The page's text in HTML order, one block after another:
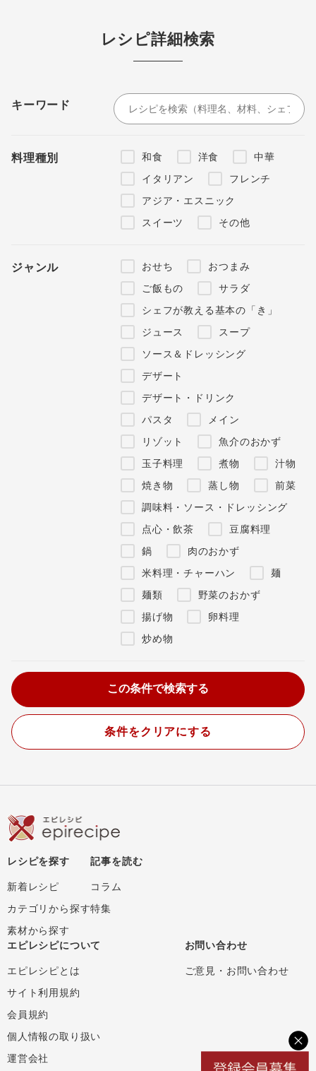
レシピ詳細検索
キーワード
料理種別 和食 洋食
中華
イタリアン
フレンチ
アジア・エスニック
スイーツ
その他
ジャンル おせち
おつまみ
ご飯もの
サラダ
シェフが教える基本の「き」
ジュース
スープ
ソース＆ドレッシング
デザート
デザート・ドリンク
パスタ
メイン
リゾット
魚介のおかず
玉子料理
煮物
汁物
焼き物
蒸し物
前菜
調味料・ソース・ドレッシング
点心・飲茶
豆腐料理
鍋
肉のおかず
米料理・チャーハン
麺
麺類
野菜のおかず
揚げ物
卵料理
炒め物
条件をクリアにする
レシピを探す
新着レシピ
カテゴリから探す
素材から探す
記事を読む
コラム
特集
エピレシピについて
エピレシピとは
サイト利用規約
会員規約
個人情報の取り扱い
運営会社
お問い合わせ
ご意見・お問い合わせ